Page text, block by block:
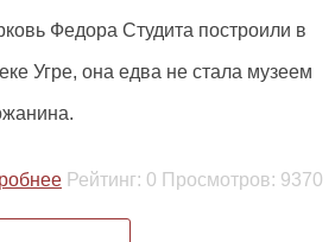
Федора Студита построили в
Угре, она едва не стала музеем
Рейтинг: 0 Просмотров: 9370